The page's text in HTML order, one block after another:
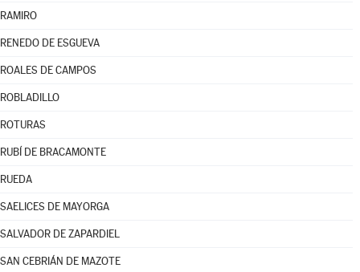
RAMIRO
RENEDO DE ESGUEVA
ROALES DE CAMPOS
ROBLADILLO
ROTURAS
RUBÍ DE BRACAMONTE
RUEDA
SAELICES DE MAYORGA
SALVADOR DE ZAPARDIEL
SAN CEBRIÁN DE MAZOTE